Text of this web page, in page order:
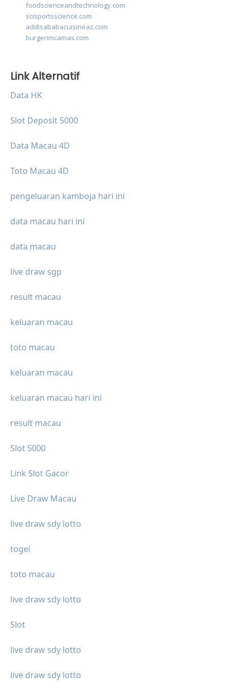
foodscienceandtechnology.com
scisportsscience.com
addisababacuisineaz.com
burgerimcamas.com
Link Alternatif
Data HK
Slot Deposit 5000
Data Macau 4D
Toto Macau 4D
pengeluaran kamboja hari ini
data macau hari ini
data macau
live draw sgp
result macau
keluaran macau
toto macau
keluaran macau
keluaran macau hari ini
result macau
Slot 5000
Link Slot Gacor
Live Draw Macau
live draw sdy lotto
togel
toto macau
live draw sdy lotto
Slot
live draw sdy lotto
live draw sdy lotto